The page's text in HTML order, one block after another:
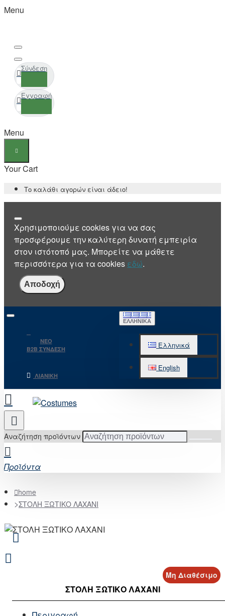
Menu
Σύνδεση
Εγγραφή
Menu
Your Cart
Το καλάθι αγορών είναι άδειο!
Χρησιμοποιούμε cookies για να σας
προσφέρουμε την καλύτερη δυνατή εμπειρία
στον ιστότοπό μας. Μπορείτε να μάθετε
περισσότερα για τα cookies εδώ.
Αποδοχή
NEO
B2B ΣΥΝΔΕΣΗ
ΛΙΑΝΙΚΉ
ΕΛΛΗΝΙΚΆ
Ελληνικά
English
Αναζήτηση προϊόντων
Προϊόντα
home
ΣΤΟΛΗ ΞΩΤΙΚΟ ΛΑΧΑΝΙ
Μη Διαθέσιμο
ΣΤΟΛΗ ΞΩΤΙΚΟ ΛΑΧΑΝΙ